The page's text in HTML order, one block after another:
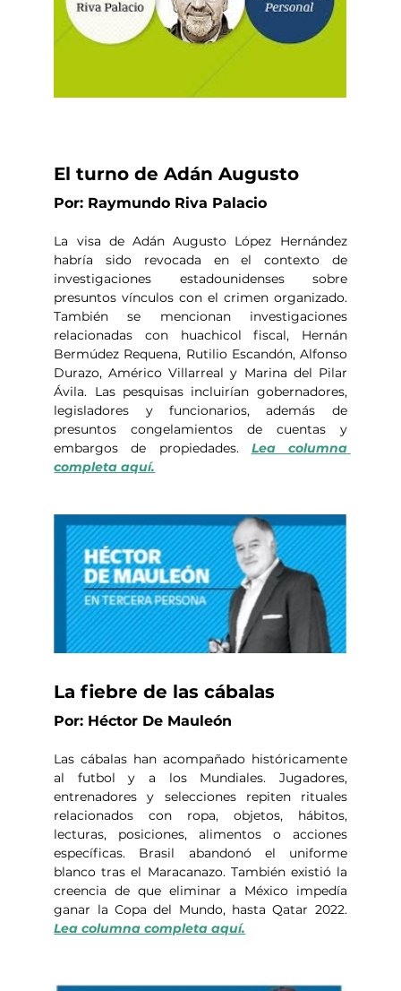
El turno de Adán Augusto
Por: Raymundo Riva Palacio
La visa de Adán Augusto López Hernández
habría sido revocada en el contexto de
investigaciones estadounidenses sobre
presuntos vínculos con el crimen organizado.
También se mencionan investigaciones
relacionadas con huachicol fiscal, Hernán
Bermúdez Requena, Rutilio Escandón, Alfonso
Durazo, Américo Villarreal y Marina del Pilar
Ávila. Las pesquisas incluirían gobernadores,
legisladores y funcionarios, además de
presuntos congelamientos de cuentas y
embargos de propiedades. Lea columna
completa aquí.
La fiebre de las cábalas
Por: Héctor De Mauleón
Las cábalas han acompañado históricamente
al futbol y a los Mundiales. Jugadores,
entrenadores y selecciones repiten rituales
relacionados con ropa, objetos, hábitos,
lecturas, posiciones, alimentos o acciones
específicas. Brasil abandonó el uniforme
blanco tras el Maracanazo. También existió la
creencia de que eliminar a México impedía
ganar la Copa del Mundo, hasta Qatar 2022.
Lea columna completa aquí.